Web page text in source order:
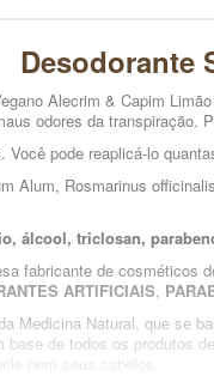
Desodorante
Alecrim & Capim
odores da transpiração.
Você pode reaplicá-lo
Alum, Rosmarinus
álcool, triclosan,
fabricante de cosméticos
ARTIFICIAIS,
Medicina Natural, que se
base de todos os produtos
nem seus cabelos.